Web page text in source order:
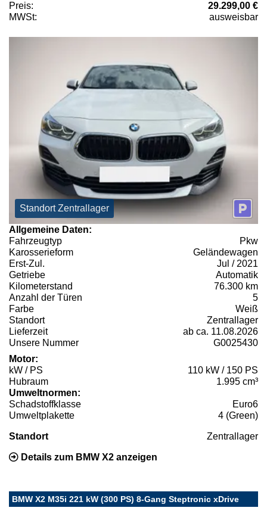
Preis:
29.299,00 €
MWSt:
ausweisbar
Standort Zentrallager
Allgemeine Daten:
Fahrzeugtyp
Pkw
Karosserieform
Geländewagen
Erst-Zul.
Jul / 2021
Getriebe
Automatik
Kilometerstand
76.300 km
Anzahl der Türen
5
Farbe
Weiß
Standort
Zentrallager
Lieferzeit
ab ca. 11.08.2026
Unsere Nummer
G0025430
Motor:
kW / PS
110 kW / 150 PS
Hubraum
1.995 cm³
Umweltnormen:
Schadstoffklasse
Euro6
Umweltplakette
4 (Green)
Standort Zentrallager
Details zum BMW X2 anzeigen
BMW X2 M35i 221 kW (300 PS) 8-Gang Steptronic xDrive